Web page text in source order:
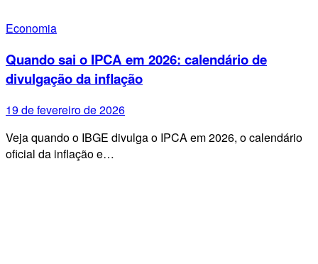
Economia
Quando sai o IPCA em 2026: calendário de
divulgação da inflação
19 de fevereiro de 2026
Veja quando o IBGE divulga o IPCA em 2026, o calendário
oficial da inflação e…